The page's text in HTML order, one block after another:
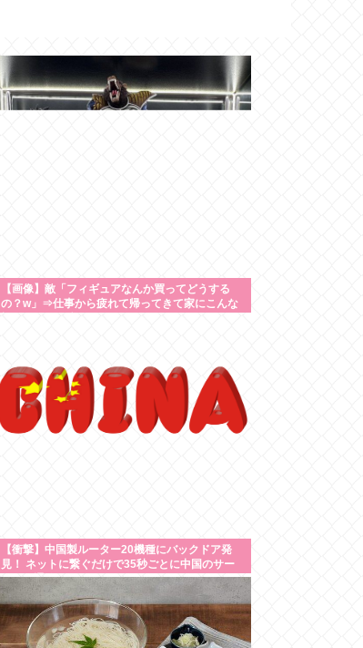
【画像】敵「フィギュアなんか買ってどうする
の？w」⇒仕事から疲れて帰ってきて家にこんな
【衝撃】中国製ルーター20機種にバックドア発
見！ ネットに繋ぐだけで35秒ごとに中国のサー
バーと通信